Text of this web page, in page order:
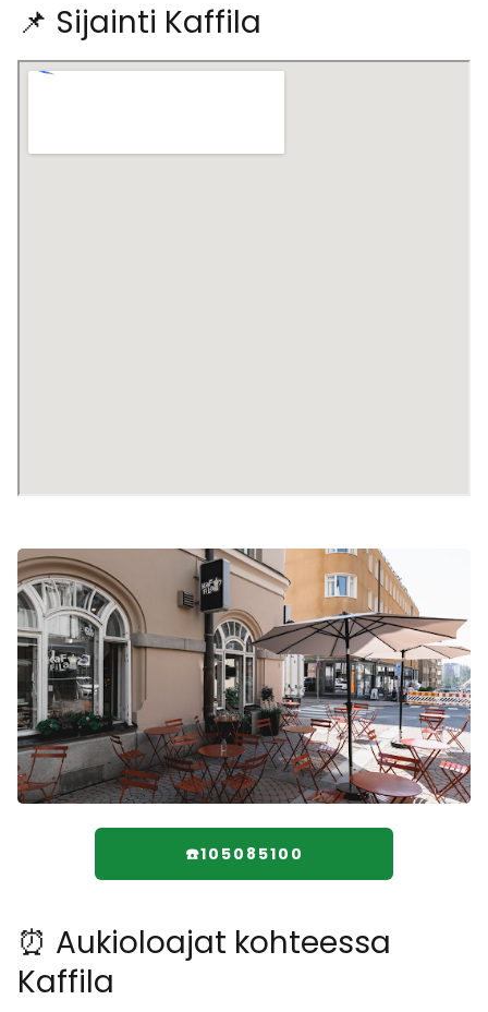
📌 Sijainti Kaffila
☎️105085100
⏰ Aukioloajat kohteessa
Kaffila